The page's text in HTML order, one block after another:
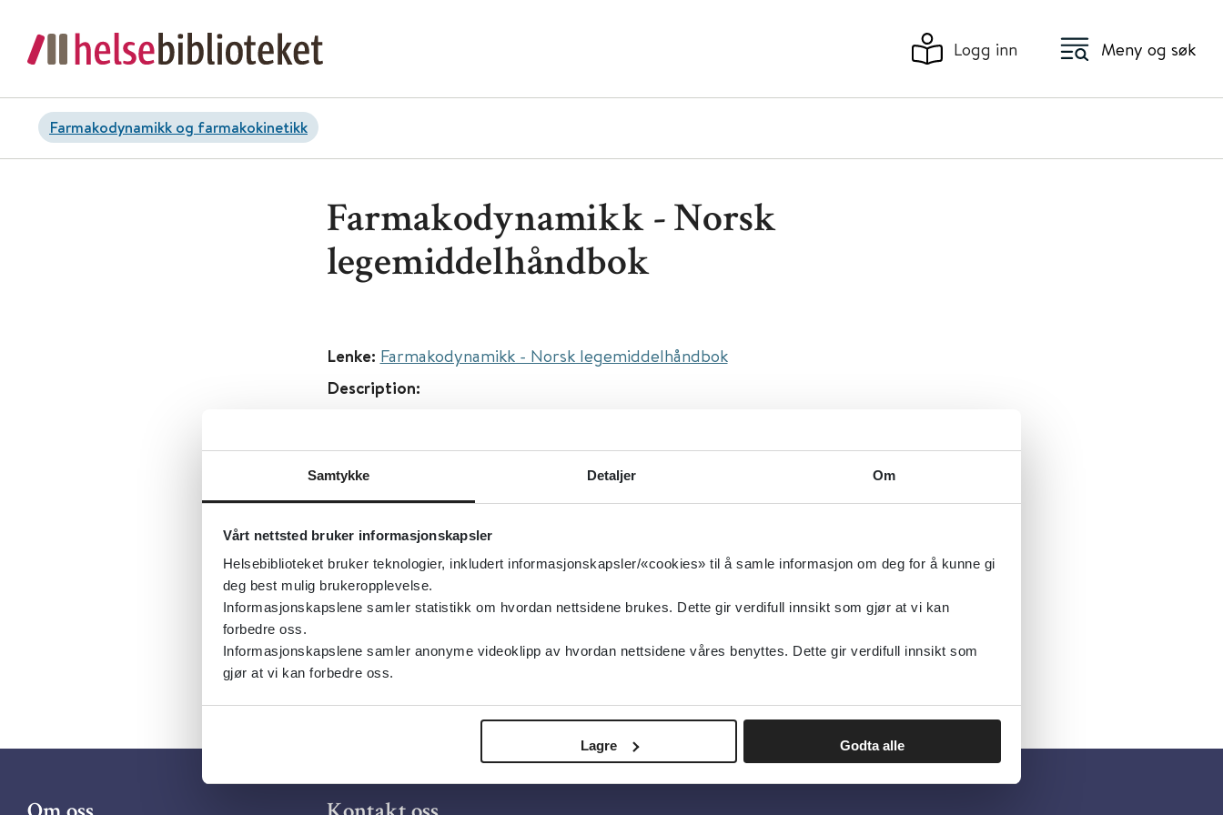
Samtykke Detaljer Om
Vårt nettsted bruker informasjonskapsler
Helsebiblioteket bruker teknologier, inkludert informasjonskapsler/«cookies» til å samle informasjon om deg for å kunne gi
deg best mulig brukeropplevelse.
Informasjonskapslene samler statistikk om hvordan nettsidene brukes. Dette gir verdifull innsikt som gjør at vi kan
forbedre oss.
Informasjonskapslene samler anonyme videoklipp av hvordan nettsidene våres benyttes. Dette gir verdifull innsikt som
gjør at vi kan forbedre oss.
Lagre Godta alle
Logg inn Meny og søk
Farmakodynamikk og farmakokinetikk
Farmakodynamikk - Norsk
legemiddelhåndbok
Lenke: Farmakodynamikk - Norsk legemiddelhåndbok
Description:
Tema: Farmakodynamikk og farmakokinetikk
Emner:Farmakologi
Dokumenttype:Ressurser på nett
Utgiver:Norsk legemiddelhåndbok
Språk:Norsk